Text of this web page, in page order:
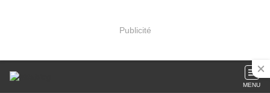
Publicité
MENU